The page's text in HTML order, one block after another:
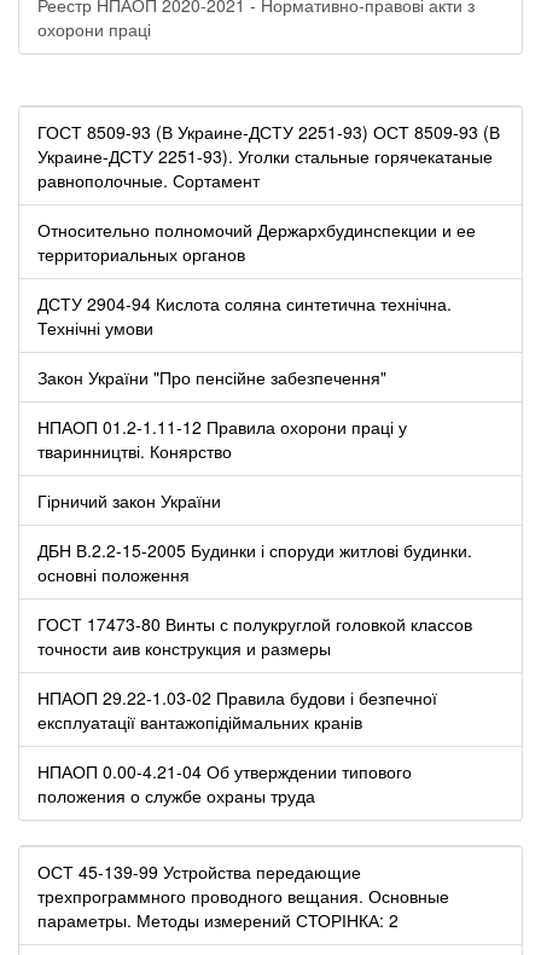
охорони праці
ГОСТ 8509-93 (В Украине-ДСТУ 2251-93) ОСТ 8509-93 (В
Украине-ДСТУ 2251-93). Уголки стальные горячекатаные
равнополочные. Сортамент
Относительно полномочий Держархбудинспекции и ее
территориальных органов
ДСТУ 2904-94 Кислота соляна синтетична технічна.
Технічні умови
Закон України "Про пенсійне забезпечення"
НПАОП 01.2-1.11-12 Правила охорони праці у
тваринництві. Конярство
Гірничий закон України
ДБН В.2.2-15-2005 Будинки і споруди житлові будинки.
основні положення
ГОСТ 17473-80 Винты с полукруглой головкой классов
точности аив конструкция и размеры
НПАОП 29.22-1.03-02 Правила будови і безпечної
експлуатації вантажопідіймальних кранів
НПАОП 0.00-4.21-04 Об утверждении типового
положения о службе охраны труда
ОСТ 45-139-99 Устройства передающие
трехпрограммного проводного вещания. Основные
параметры. Методы измерений СТОРІНКА: 2